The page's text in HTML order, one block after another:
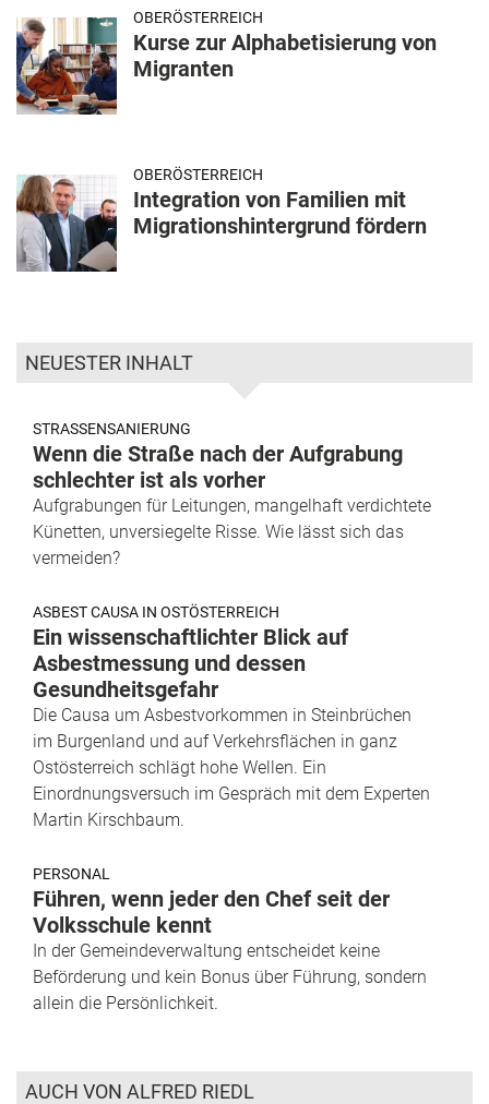
OBERÖSTERREICH
Kurse zur Alphabetisierung von
Migranten
OBERÖSTERREICH
Integration von Familien mit
Migrationshintergrund fördern
NEUESTER INHALT
STRASSENSANIERUNG
Wenn die Straße nach der Aufgrabung
schlechter ist als vorher
Aufgrabungen für Leitungen, mangelhaft verdichtete
Künetten, unversiegelte Risse. Wie lässt sich das
vermeiden?
ASBEST CAUSA IN OSTÖSTERREICH
Ein wissenschaftlichter Blick auf
Asbestmessung und dessen
Gesundheitsgefahr
Die Causa um Asbestvorkommen in Steinbrüchen
im Burgenland und auf Verkehrsflächen in ganz
Ostösterreich schlägt hohe Wellen. Ein
Einordnungsversuch im Gespräch mit dem Experten
Martin Kirschbaum.
PERSONAL
Führen, wenn jeder den Chef seit der
Volksschule kennt
In der Gemeindeverwaltung entscheidet keine
Beförderung und kein Bonus über Führung, sondern
allein die Persönlichkeit.
AUCH VON ALFRED RIEDL